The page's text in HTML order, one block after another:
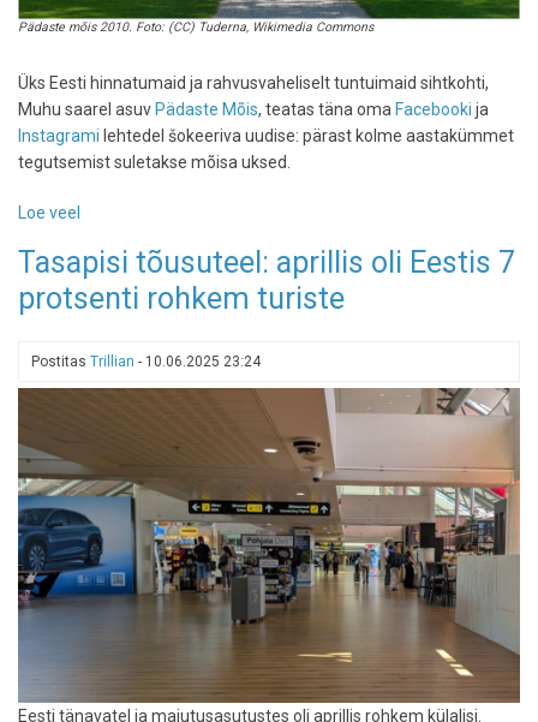
Pädaste mõis 2010. Foto: (CC) Tuderna, Wikimedia Commons
Üks Eesti hinnatumaid ja rahvusvaheliselt tuntuimaid sihtkohti,
Muhu saarel asuvPädaste Mõis, teatas täna oma Facebooki ja
Instagrami lehtedel šokeeriva uudise: pärast kolme aastakümmet
tegutsemist suletakse mõisa uksed.
Loe veel
legendaarne
Pädaste
pärast
Tasapisi tõusuteel: aprillis oli Eestis 7
protsenti rohkem turiste
Postitas Trillian - 10.06.2025 23:24
Eesti tänavatel ja majutusasutustes oli aprillis rohkem külalisi.